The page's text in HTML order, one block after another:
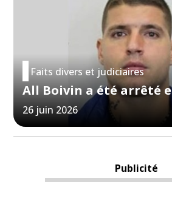
Faits divers et judiciaires
All Boivin a été arrêté
26 juin 2026
Publicité